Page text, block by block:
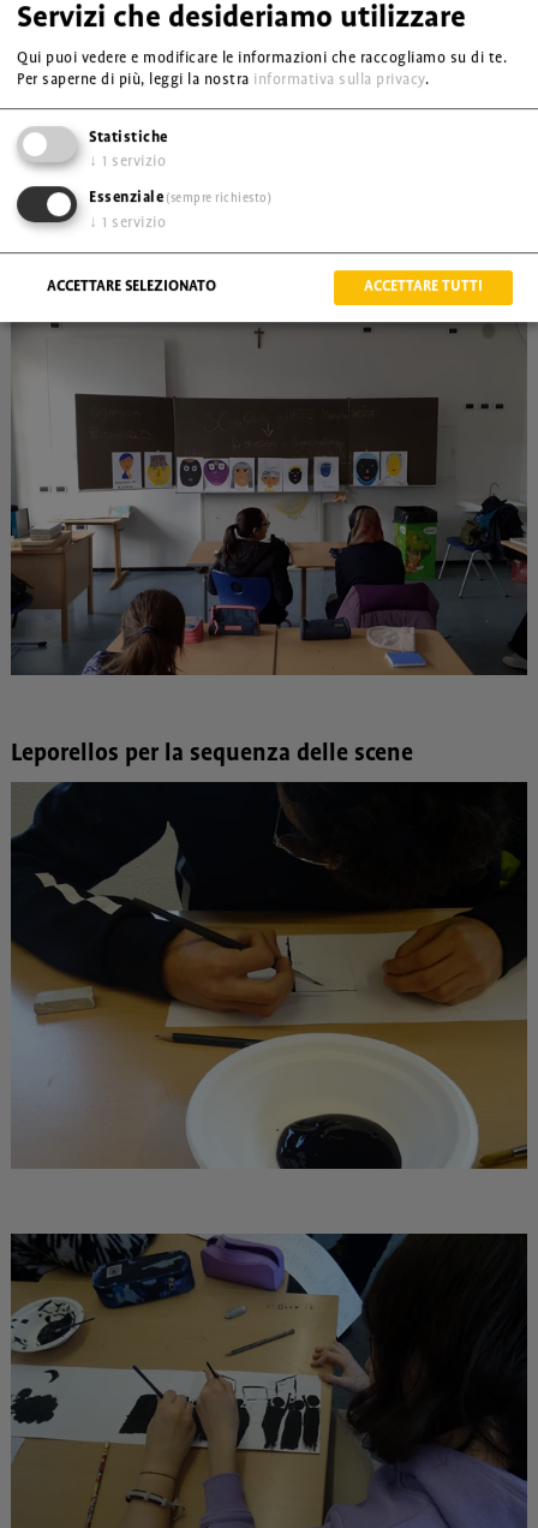
Leporellos per la sequenza delle scene
Servizi che desideriamo utilizzare
Qui puoi vedere e modificare le informazioni che raccogliamo su di te.
Per saperne di più, leggi la nostra informativa sulla privacy.
Statistiche
↓ 1 servizio
Essenziale (sempre richiesto)
↓ 1 servizio
ACCETTARE SELEZIONATO ACCETTARE TUTTI